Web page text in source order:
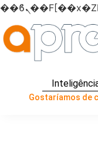
Gostaríamos de